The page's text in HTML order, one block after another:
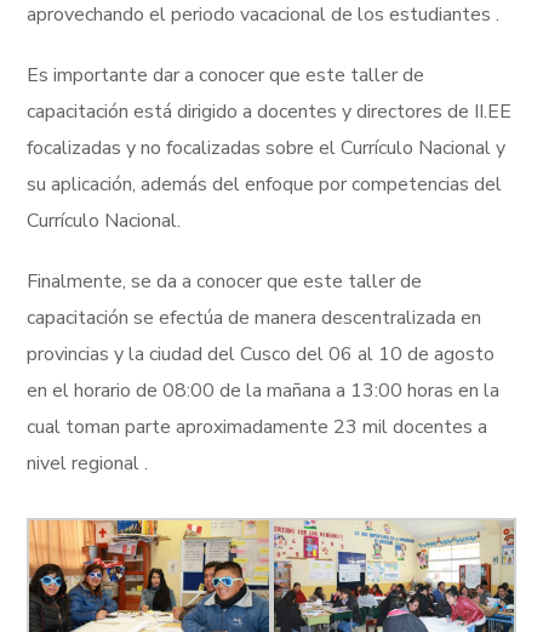
aprovechando el periodo vacacional de los estudiantes .
Es importante dar a conocer que este taller de
capacitación está dirigido a docentes y directores de II.EE
focalizadas y no focalizadas sobre el Currículo Nacional y
su aplicación, además del enfoque por competencias del
Currículo Nacional.
Finalmente, se da a conocer que este taller de
capacitación se efectúa de manera descentralizada en
provincias y la ciudad del Cusco del 06 al 10 de agosto
en el horario de 08:00 de la mañana a 13:00 horas en la
cual toman parte aproximadamente 23 mil docentes a
nivel regional .